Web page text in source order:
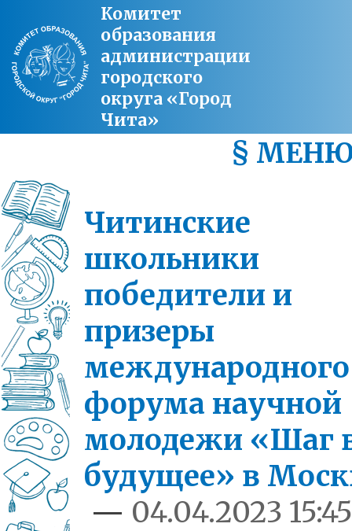
Комитет
образования
администрации
городского
округа «Город
Чита»
§
Читинские
школьники
победители и
призеры
международного
форума научной
молодежи «Шаг
будущее» в
— 04.04.2023 15:45